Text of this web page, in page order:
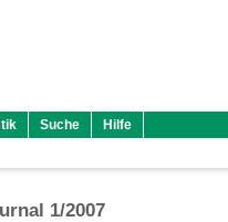
Suche Hilfe
1/2007